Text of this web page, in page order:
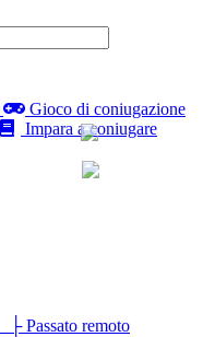
Gioco di coniugazione
Impara a coniugare
├ Passato remoto